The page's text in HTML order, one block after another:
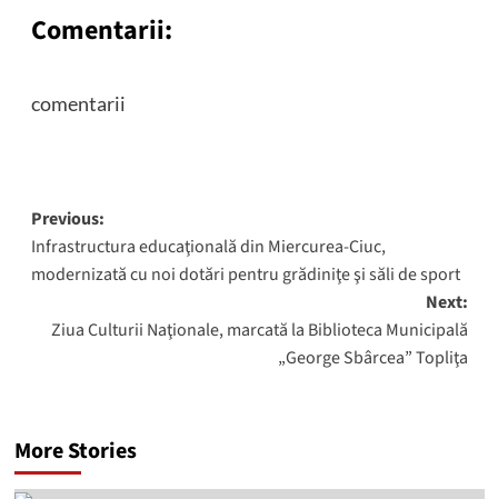
Comentarii:
comentarii
Post
navigation
Previous:
Infrastructura educaţională din Miercurea-Ciuc,
modernizată cu noi dotări pentru grădiniţe şi săli de sport
Next:
Ziua Culturii Naţionale, marcată la Biblioteca Municipală
„George Sbârcea” Topliţa
More Stories